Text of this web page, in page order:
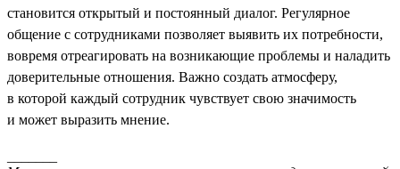
становится открытый и постоянный диалог. Регулярное
общение с сотрудниками позволяет выявить их потребности,
вовремя отреагировать на возникающие проблемы и наладить
доверительные отношения. Важно создать атмосферу,
в которой каждый сотрудник чувствует свою значимость
и может выразить мнение.